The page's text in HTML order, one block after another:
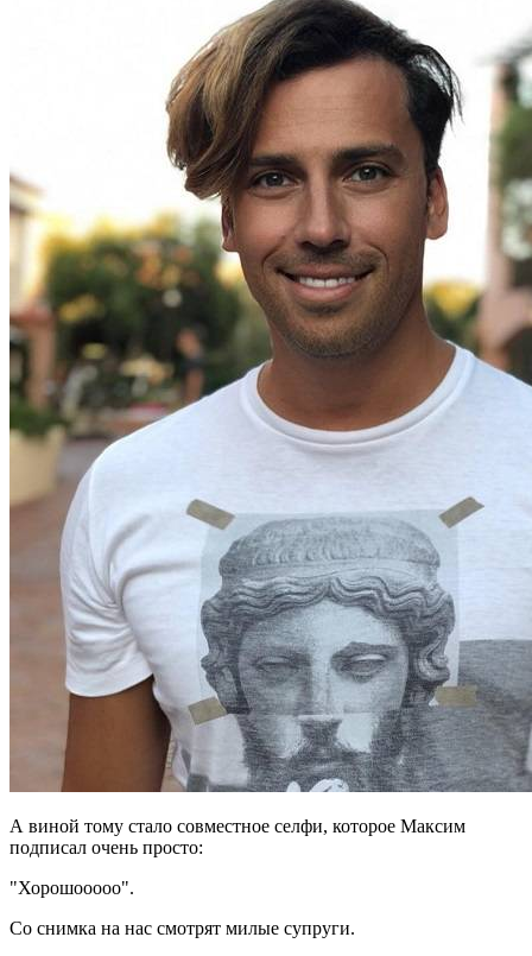
А виной тому стало совместное селфи, которое Максим
подписал очень просто:
"Хорошооооо".
Со снимка на нас смотрят милые супруги.